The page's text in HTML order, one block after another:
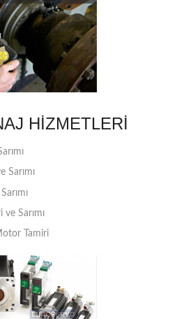
HIZMETLERI
Sarımı
Sarımı
Tamiri